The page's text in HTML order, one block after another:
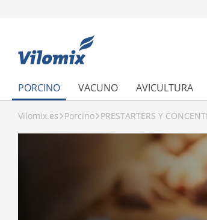
PORCINO VACUNO AVICULTURA
Vilomix.es Porcino PRESTARTERS Y